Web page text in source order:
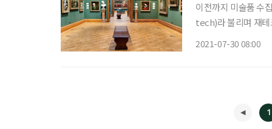
이전까지 미술품 수
tech)라 불리며 재테
2021-07-30 08:00
1